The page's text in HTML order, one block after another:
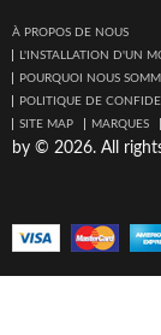
À PROPOS DE NOUS
L'INSTALLATION D'UN
POURQUOI NOUS
POLITIQUE DE
SITE MAP
MARQUES
by © 2026. All